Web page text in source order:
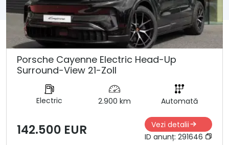
Despre Noi
Contact
Porsche Cayenne Electric Head-Up
Surround-View 21-Zoll
Electric 2.900 km Automată
142.500 EUR
Vezi detalii
ID anunț: 291646